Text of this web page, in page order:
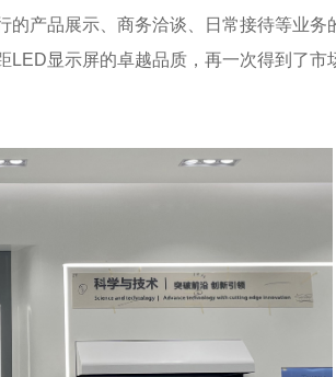
的产品展示、商务洽谈、日常接待等业务
LED显示屏的卓越品质，再一次得到了市